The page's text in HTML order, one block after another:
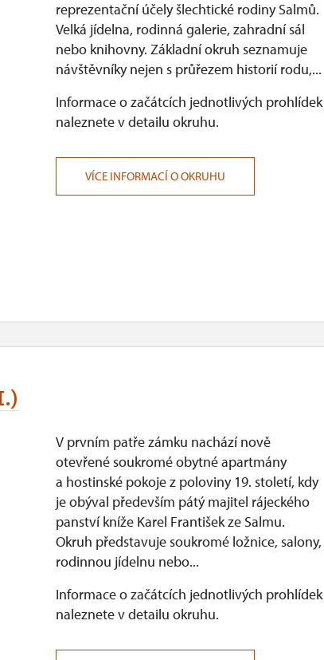
reprezentační účely šlechtické rodiny Salmů.
Velká jídelna, rodinná galerie, zahradní sál
nebo knihovny. Základní okruh seznamuje
návštěvníky nejen s průřezem historií rodu,...
Informace o začátcích jednotlivých prohlídek
naleznete v detailu okruhu.
VÍCE INFORMACÍ O OKRUHU
V prvním patře zámku nachází nově
otevřené soukromé obytné apartmány
a hostinské pokoje z poloviny 19. století, kdy
je obýval především pátý majitel rájeckého
panství kníže Karel František ze Salmu.
Okruh představuje soukromé ložnice, salony,
rodinnou jídelnu nebo...
Informace o začátcích jednotlivých prohlídek
naleznete v detailu okruhu.